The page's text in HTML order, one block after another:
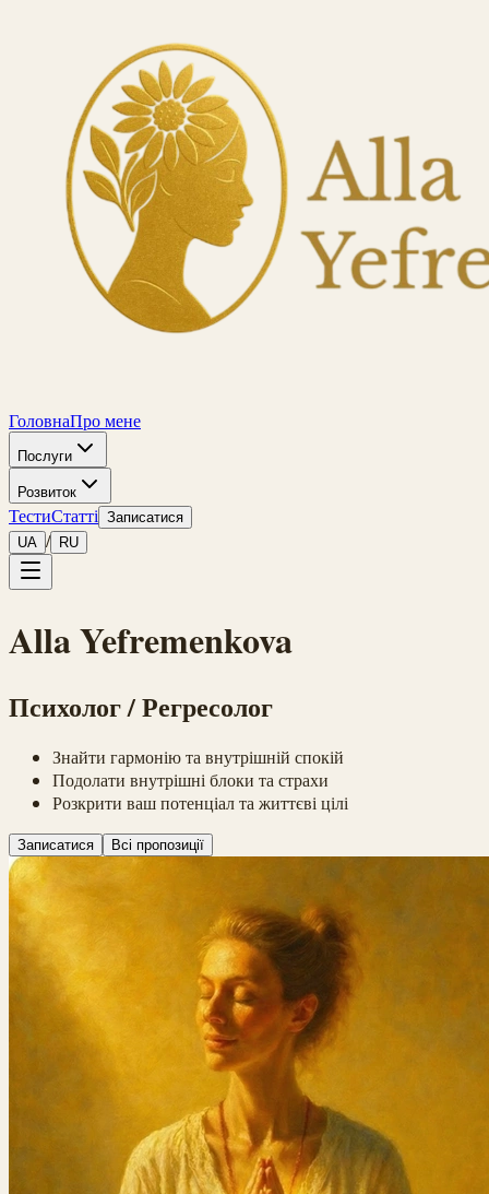
ГоловнаПро мене
Послуги
Розвиток
ТестиСтатті Записатися
UA / RU
Alla Yefremenkova
Психолог / Регресолог
Знайти гармонію та внутрішній спокій
Подолати внутрішні блоки та страхи
Розкрити ваш потенціал та життєві цілі
Записатися Всі пропозиції